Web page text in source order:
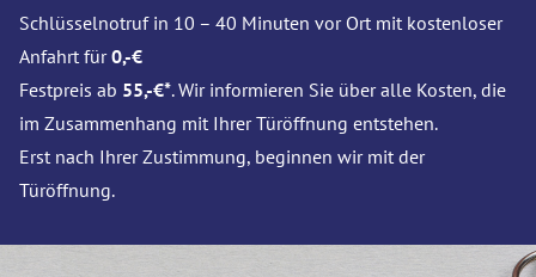
Schlüsselnotruf in 10 – 40 Minuten vor Ort mit kostenloser
Anfahrt für0,-€
Festpreis ab 55,-€*. Wir informieren Sie über alle Kosten, die
im Zusammenhang mit Ihrer Türöffnung entstehen.
Erst nach Ihrer Zustimmung, beginnen wir mit der
Türöffnung.